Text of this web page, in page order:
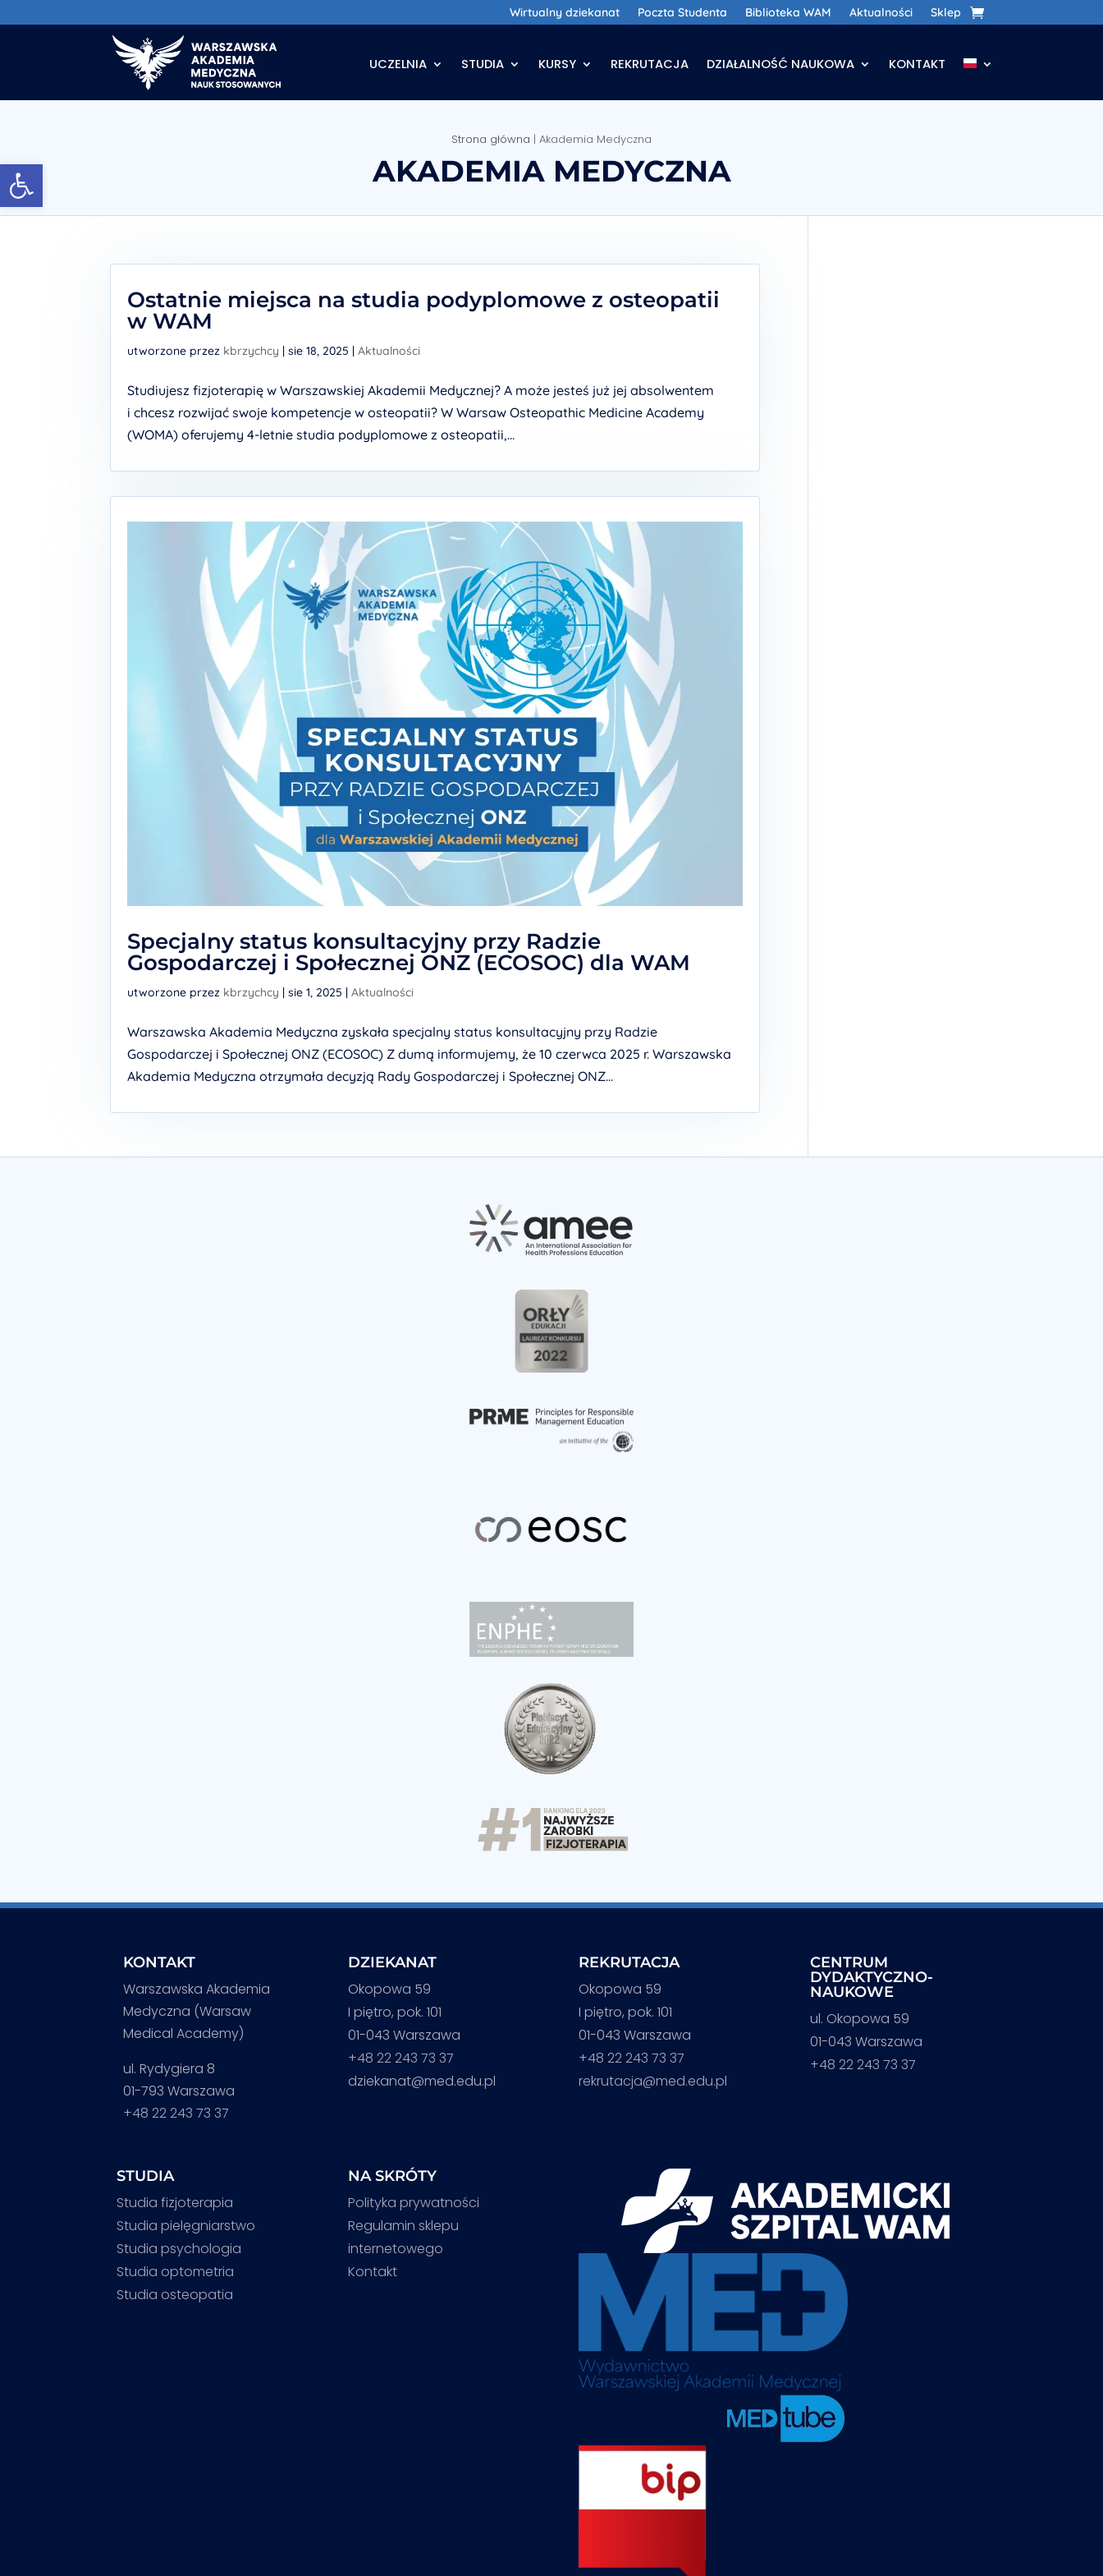
Wirtualny dziekanat Poczta Studenta Biblioteka WAM Aktualności Sklep
UCZELNIA STUDIA KURSY REKRUTACJA DZIAŁALNOŚĆ NAUKOWA KONTAKT
Strona główna | Akademia Medyczna
AKADEMIA MEDYCZNA
Ostatnie miejsca na studia podyplomowe z osteopatii
w WAM
utworzone przez kbrzychcy |sie 18, 2025 |Aktualności
Studiujesz fizjoterapię w Warszawskiej Akademii Medycznej? A może jesteś już jej absolwentem
i chcesz rozwijać swoje kompetencje w osteopatii? W Warsaw Osteopathic Medicine Academy
(WOMA) oferujemy 4-letnie studia podyplomowe z osteopatii,...
Specjalny status konsultacyjny przy Radzie
Gospodarczej i Społecznej ONZ (ECOSOC) dla WAM
utworzone przez kbrzychcy |sie 1, 2025 |Aktualności
Warszawska Akademia Medyczna zyskała specjalny status konsultacyjny przy Radzie
Gospodarczej i Społecznej ONZ (ECOSOC) Z dumą informujemy, że 10 czerwca 2025 r. Warszawska
Akademia Medyczna otrzymała decyzją Rady Gospodarczej i Społecznej ONZ...
KONTAKT
Warszawska Akademia
Medyczna (Warsaw
Medical Academy)
ul. Rydygiera 8
01-793 Warszawa
+48 22 243 73 37
DZIEKANAT
Okopowa 59
I piętro, pok. 101
01-043 Warszawa
+48 22 243 73 37
dziekanat@med.edu.pl
REKRUTACJA
Okopowa 59
I piętro, pok. 101
01-043 Warszawa
+48 22 243 73 37
rekrutacja@med.edu.pl
CENTRUM
DYDAKTYCZNO-
NAUKOWE
ul. Okopowa 59
01-043 Warszawa
+48 22 243 73 37
STUDIA
Studia fizjoterapia
Studia pielęgniarstwo
Studia psychologia
Studia optometria
Studia osteopatia
NA SKRÓTY
Polityka prywatności
Regulamin sklepu
internetowego
Kontakt
Otwórz pasek narzędzi